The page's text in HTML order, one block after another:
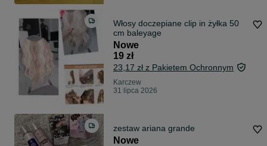
Włosy doczepiane clip in żyłka 50
cm baleyage
Nowe
19 zł
23,17 zł z Pakietem Ochronnym
Karczew
31 lipca 2026
zestaw ariana grande
Nowe